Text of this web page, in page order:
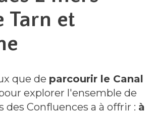
Tarn et
que de parcourir le Canal
explorer l'ensemble de
des Confluences a à offrir : à